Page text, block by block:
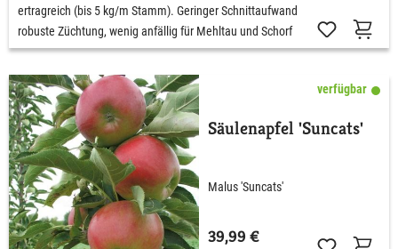
ertragreich (bis 5 kg/m Stamm). Geringer Schnittaufwand
robuste Züchtung, wenig anfällig für Mehltau und Schorf
verfügbar
Säulenapfel 'Suncats'
Malus 'Suncats'
39,99 €